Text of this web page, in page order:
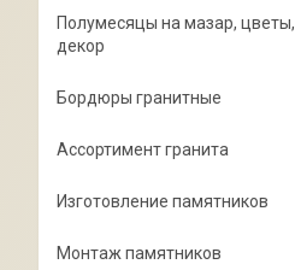
Полумесяцы на мазар, цветы,
декор
Бордюры гранитные
Ассортимент гранита
Изготовление памятников
Монтаж памятников